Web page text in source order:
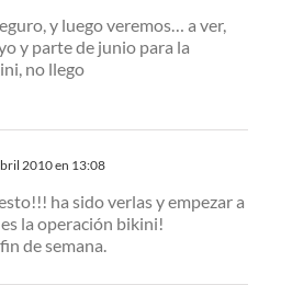
y luego veremos… a ver,
y parte de junio para la
no llego
2010 en 13:08
ha sido verlas y empezar a
la operación bikini!
de semana.